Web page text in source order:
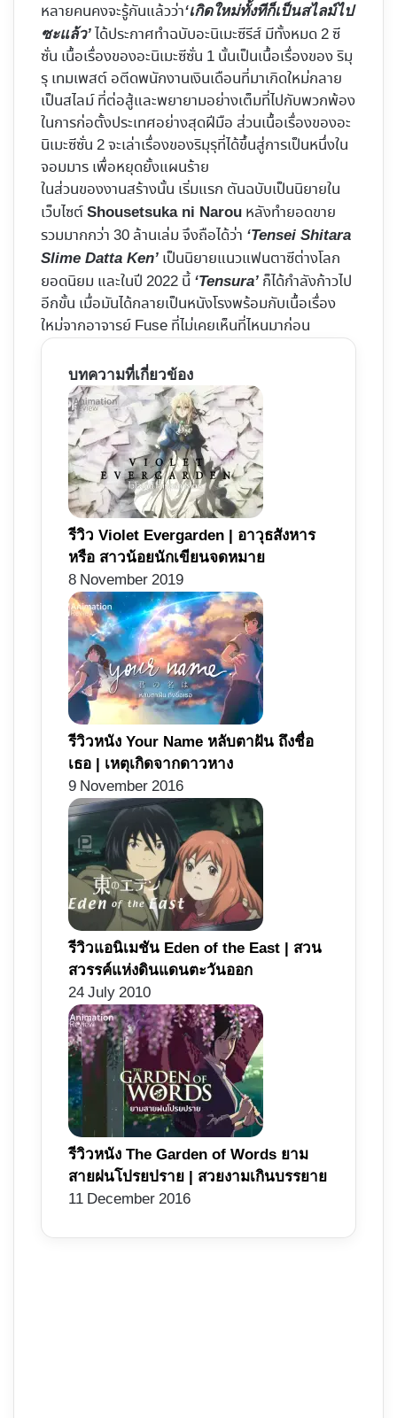
หลายคนคงจะรู้กันแล้วว่า‘เกิดใหม่ทั้งทีก็เป็นสไลม์ไป
ซะแล้ว’ ได้ประกาศทำฉบับอะนิเมะซีรีส์ มีทั้งหมด 2 ซี
ซั่น เนื้อเรื่องของอะนิเมะซีซั่น 1 นั้นเป็นเนื้อเรื่องของ ริมุ
รุ เทมเพสต์ อตีดพนักงานเงินเดือนที่มาเกิดใหม่กลาย
เป็นสไลม์ ที่ต่อสู้และพยายามอย่างเต็มที่ไปกับพวกพ้อง
ในการก่อตั้งประเทศอย่างสุดฝีมือ ส่วนเนื้อเรื่องของอะ
นิเมะซีซั่น 2 จะเล่าเรื่องของริมุรุที่ได้ขึ้นสู่การเป็นหนึ่งใน
จอมมาร เพื่อหยุดยั้งแผนร้าย
ในส่วนของงานสร้างนั้น เริ่มแรก ตันฉบับเป็นนิยายใน
เว็บไซต์ Shousetsuka ni Narou หลังทำยอดขาย
รวมมากกว่า 30 ล้านเล่ม จึงถือได้ว่า ‘Tensei Shitara
Slime Datta Ken’ เป็นนิยายแนวแฟนตาซีต่างโลก
ยอดนิยม และในปี 2022 นี้ ‘Tensura’ ก็ได้กำลังก้าวไป
อีกขั้น เมื่อมันได้กลายเป็นหนังโรงพร้อมกับเนื้อเรื่อง
ใหม่จากอาจารย์ Fuse ที่ไม่เคยเห็นที่ไหนมาก่อน
บทความที่เกี่ยวข้อง
รีวิว Violet Evergarden | อาวุธสังหาร
หรือ สาวน้อยนักเขียนจดหมาย
8 November 2019
รีวิวหนัง Your Name หลับตาฝัน ถึงชื่อ
เธอ | เหตุเกิดจากดาวหาง
9 November 2016
รีวิวแอนิเมชัน Eden of the East | สวน
สวรรค์แห่งดินแดนตะวันออก
24 July 2010
รีวิวหนัง The Garden of Words ยาม
สายฝนโปรยปราย | สวยงามเกินบรรยาย
11 December 2016